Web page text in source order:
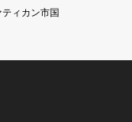
ティカン市国